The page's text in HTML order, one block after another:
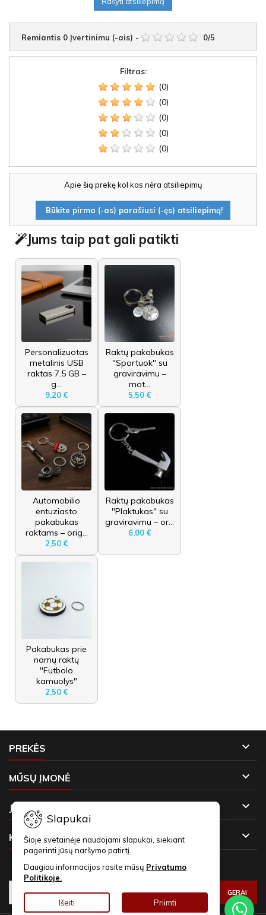
Remiantis 0 Įvertinimu (-ais) - 0/5
Filtras:
(0)
(0)
(0)
(0)
(0)
Apie šią prekę kol kas nėra atsiliepimų
Būkite pirma (-as) parašiusi (-ęs) atsiliepimą!
Jums taip pat gali patikti
Personalizuotas
metalinis USB
raktas 7.5 GB –
g...
9,20 €
Raktų pakabukas
"Sportuok" su
graviravimu –
mot...
5,50 €
Automobilio
entuziasto
pakabukas
raktams – orig...
2,50 €
Raktų pakabukas
"Plaktukas" su
graviravimu – or...
6,00 €
Pakabukas prie
namų raktų
"Futbolo
kamuolys"
2,50 €
PREKĖS 
MŪSŲ ĮMONĖ 
JŪSŲ PASKYRA 
KONTAKTAI 
Slapukai
Šioje svetainėje naudojami slapukai, siekiant
pagerinti jūsų naršymo patirtį.
Daugiau informacijos rasite mūsų Privatumo
Politikoje.
Išeiti Priimti
NAUJIENLAIŠKIAI